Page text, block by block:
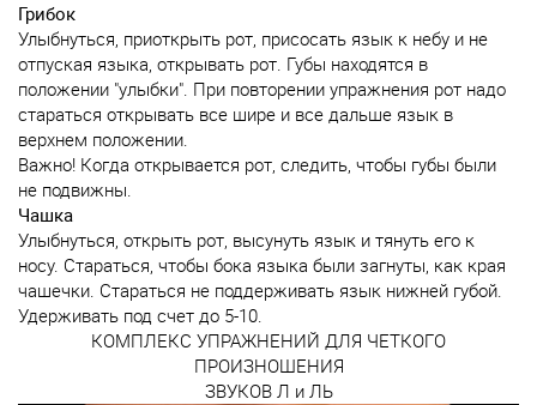
Грибок
Улыбнуться, приоткрыть рот, присосать язык к небу и не
отпуская языка, открывать рот. Губы находятся в
положении "улыбки". При повторении упражнения рот надо
стараться открывать все шире и все дальше язык в
верхнем положении.
Важно! Когда открывается рот, следить, чтобы губы были
не подвижны.
Чашка
Улыбнуться, открыть рот, высунуть язык и тянуть его к
носу. Стараться, чтобы бока языка были загнуты, как края
чашечки. Стараться не поддерживать язык нижней губой.
Удерживать под счет до 5-10.
КОМПЛЕКС УПРАЖНЕНИЙ ДЛЯ ЧЕТКОГО
ПРОИЗНОШЕНИЯ
ЗВУКОВ Л и ЛЬ